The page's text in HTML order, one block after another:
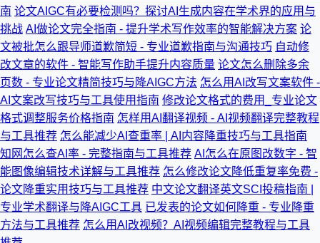
南 论文AIGC有必要检测吗？探讨AI生成内容在学术界的应用与
挑战 AI做论文完全指南 - 提升学术写作效率的智能解决方案 论
文被批怎么跟导师道歉简短 - 专业道歉指南与沟通技巧 自动修
改文章的软件 - 智能写作助手提升内容质量 论文怎么删除多余
页数 - 专业论文精简技巧与降AIGC方法 怎么用AI改写文案软件 -
AI文案改写技巧与工具使用指南 修改论文格式的费用_专业论文
格式调整服务价格指南 怎样用AI翻译视频 - AI视频翻译完整教程
与工具推荐 怎么能减少AI查重率 | AI内容降重技巧与工具指南
知网怎么查AI率 - 完整指南与工具推荐 AI怎么在原图改数字 - 智
能图像编辑技术详解与工具推荐 怎么修改论文降低重复率免费 -
论文降重实用技巧与工具推荐 中文论文翻译英文SCI投稿指南 |
专业学术翻译与降AIGC工具 已发表的论文如何降重 - 专业降重
方法与工具推荐 怎么用AI改视频？AI视频编辑完整教程与工具